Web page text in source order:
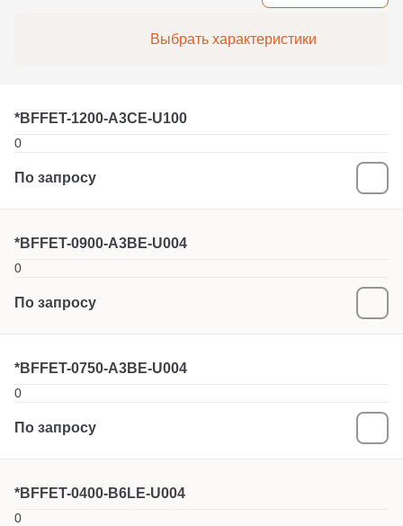
Выбрать характеристики
*BFFET-1200-A3CE-U100
0
По запросу
*BFFET-0900-A3BE-U004
0
По запросу
*BFFET-0750-A3BE-U004
0
По запросу
*BFFET-0400-B6LE-U004
0